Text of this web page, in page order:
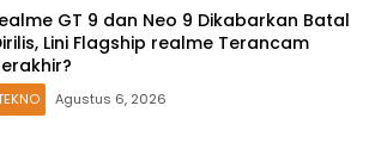
GT 9 dan Neo 9 Dikabarkan Batal
Lini Flagship realme Terancam
Agustus 6, 2026